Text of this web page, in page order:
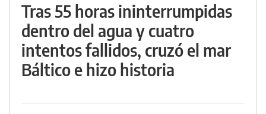
Tras 55 horas ininterrumpidas
dentro del agua y cuatro
intentos fallidos, cruzó el mar
Báltico e hizo historia